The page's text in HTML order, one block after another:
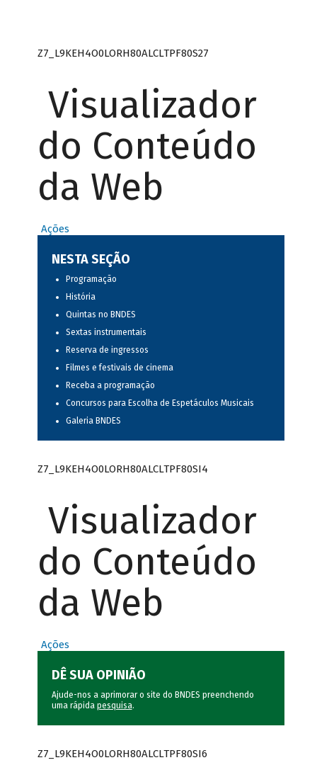
Z7_L9KEH4O0LORH80ALCLTPF80S27
Visualizador
do Conteúdo
da Web
Ações
NESTA SEÇÃO
Programação
História
Quintas no BNDES
Sextas instrumentais
Reserva de ingressos
Filmes e festivais de cinema
Receba a programação
Concursos para Escolha de Espetáculos Musicais
Galeria BNDES
Z7_L9KEH4O0LORH80ALCLTPF80SI4
Visualizador
do Conteúdo
da Web
Ações
DÊ SUA OPINIÃO
Ajude-nos a aprimorar o site do BNDES preenchendo
uma rápida pesquisa.
Z7_L9KEH4O0LORH80ALCLTPF80SI6